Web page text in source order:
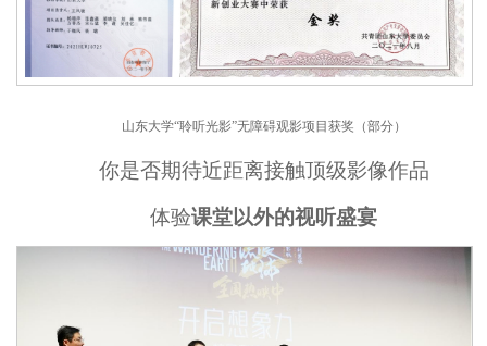
山东大学“聆听光影”无障碍观影项目获奖（部分）
你是否期待近距离接触顶级影像作品
体验课堂以外的视听盛宴